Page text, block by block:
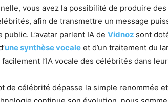
vous avez la possibilité de produire
afin de transmettre un message
public. L’avatar parlent IA de Vidnoz sont
une synthèse vocale et d’un traitement du
facilement l’IA vocale des célébrités dans
de célébrité dépasse la simple renommée